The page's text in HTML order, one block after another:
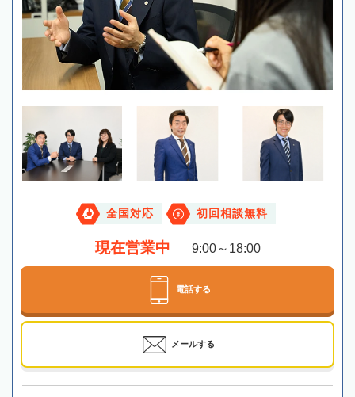
全国対応 初回相談無料
現在営業中 9:00～18:00
電話する
メールする